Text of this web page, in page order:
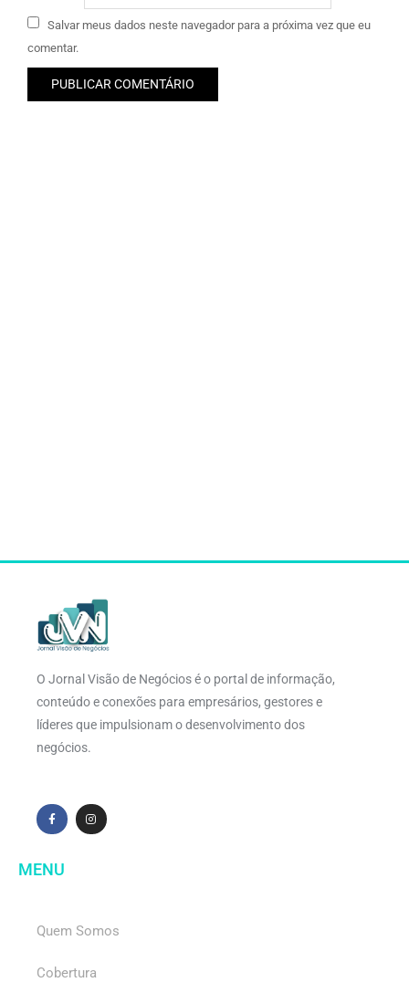
Salvar meus dados neste navegador para a próxima vez que eu
comentar.
O Jornal Visão de Negócios é o portal de informação,
conteúdo e conexões para empresários, gestores e
líderes que impulsionam o desenvolvimento dos
negócios.
MENU
Quem Somos
Cobertura